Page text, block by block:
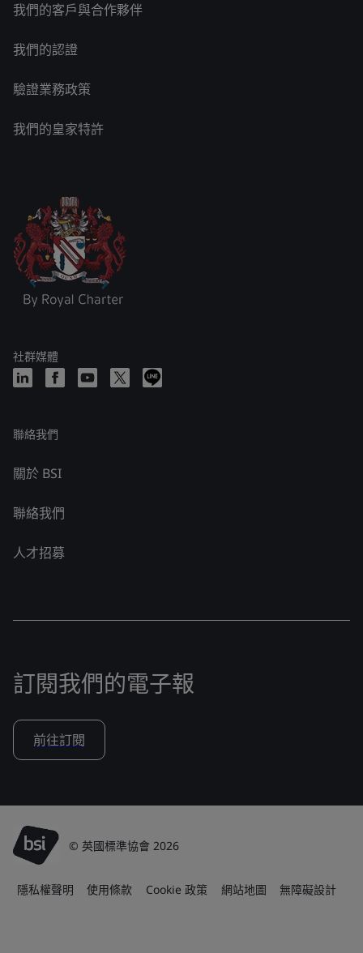
我們的客戶與合作夥伴
我們的認證
驗證業務政策
我們的皇家特許
社群媒體
聯絡我們
關於 BSI
聯絡我們
人才招募
訂閱我們的電子報
前往訂閱
© 英國標準協會 2026
隱私權聲明 使用條款 Cookie 政策 網站地圖 無障礙設計